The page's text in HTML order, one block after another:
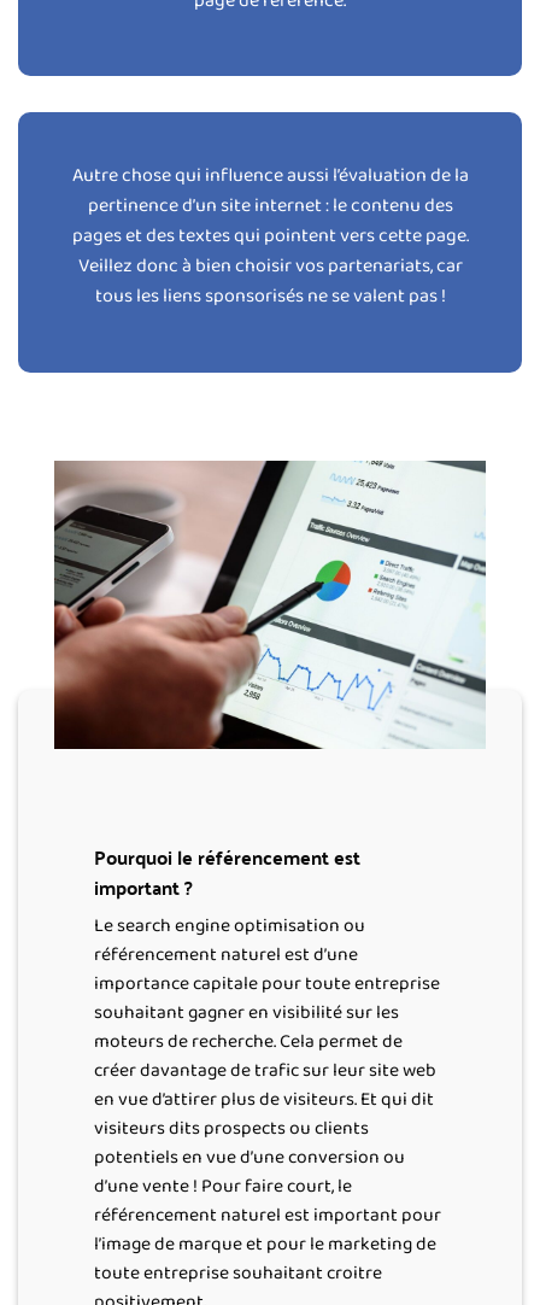
Autre chose qui influence aussi l’évaluation de la
pertinence d’un site internet : le contenu des
pages et des textes qui pointent vers cette page.
Veillez donc à bien choisir vos partenariats, car
tous les liens sponsorisés ne se valent pas !
Pourquoi le référencement est
important ?
Le search engine optimisation ou
référencement naturel est d’une
importance capitale pour toute entreprise
souhaitant gagner en visibilité sur les
moteurs de recherche. Cela permet de
créer davantage de trafic sur leur site web
en vue d’attirer plus de visiteurs. Et qui dit
visiteurs dits prospects ou clients
potentiels en vue d’une conversion ou
d’une vente ! Pour faire court, le
référencement naturel est important pour
l’image de marque et pour le marketing de
toute entreprise souhaitant croitre